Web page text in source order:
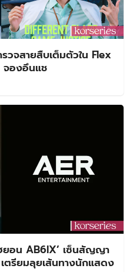
วจสายสืบเต็มตัวใน Flex
องอึนแช
ยอน AB6IX’ เซ็นสัญญา
ตรียมลุยเส้นทางนักแสดง